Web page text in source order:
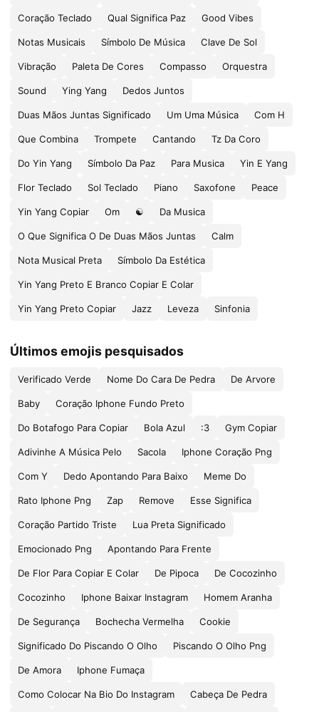
Coração Teclado Qual Significa Paz Good Vibes
Notas Musicais Símbolo De Música Clave De Sol
Vibração Paleta De Cores Compasso Orquestra
Sound Ying Yang Dedos Juntos
Duas Mãos Juntas Significado Um Uma Música Com H
Que Combina Trompete Cantando Tz Da Coro
Do Yin Yang Símbolo Da Paz Para Musica Yin E Yang
Flor Teclado Sol Teclado Piano Saxofone Peace
Yin Yang Copiar Om ☯ Da Musica
O Que Significa O De Duas Mãos Juntas Calm
Nota Musical Preta Símbolo Da Estética
Yin Yang Preto E Branco Copiar E Colar
Yin Yang Preto Copiar Jazz Leveza Sinfonia
Últimos emojis pesquisados
Verificado Verde Nome Do Cara De Pedra De Arvore
Baby Coração Iphone Fundo Preto
Do Botafogo Para Copiar Bola Azul :3 Gym Copiar
Adivinhe A Música Pelo Sacola Iphone Coração Png
Com Y Dedo Apontando Para Baixo Meme Do
Rato Iphone Png Zap Remove Esse Significa
Coração Partido Triste Lua Preta Significado
Emocionado Png Apontando Para Frente
De Flor Para Copiar E Colar De Pipoca De Cocozinho
Cocozinho Iphone Baixar Instagram Homem Aranha
De Segurança Bochecha Vermelha Cookie
Significado Do Piscando O Olho Piscando O Olho Png
De Amora Iphone Fumaça
Como Colocar Na Bio Do Instagram Cabeça De Pedra